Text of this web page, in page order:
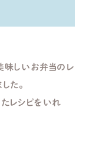
味しいお弁当のレ
た。
レシピをいれ